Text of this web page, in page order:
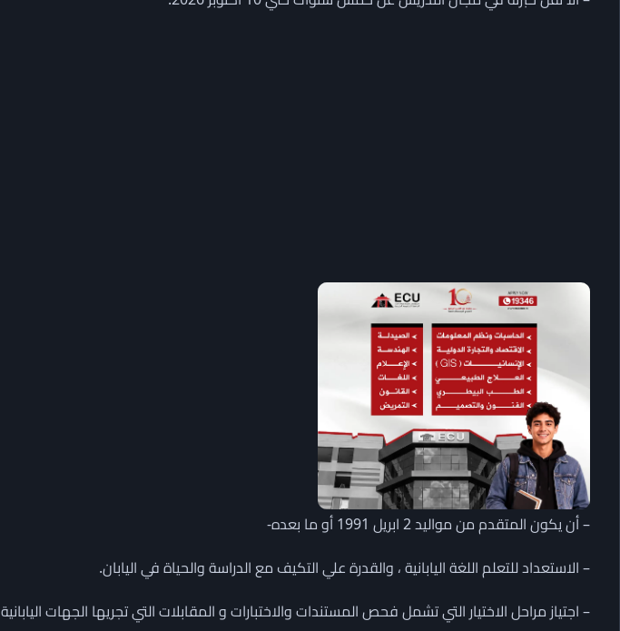
– أن يكون المتقدم من مواليد 2 ابريل 1991 أو ما بعده-
– الاستعداد للتعلم اللغة اليابانية ، والقدرة علي التكيف مع الدراسة والحياة في اليابان.
– اجتياز مراحل الاختيار التي تشمل فحص المستندات والاختبارات و المقابلات التي تجريها الجهات اليابانية